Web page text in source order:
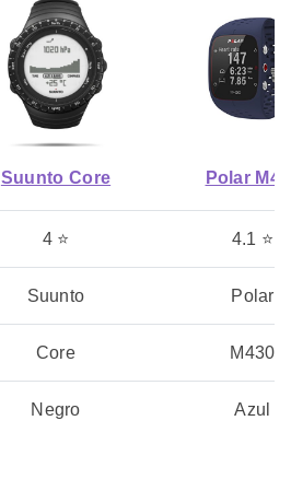
Suunto Core Polar
4 ⭐ 4.1 ⭐
Suunto Polar
Core M430
Negro Azul